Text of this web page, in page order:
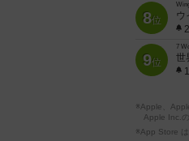
8位
ウ
9位
7
世
※Apple、
Apple Inc.の
※App Store